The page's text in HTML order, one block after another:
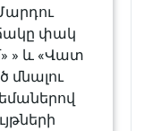
փակ
» և «Վատ
մնալու